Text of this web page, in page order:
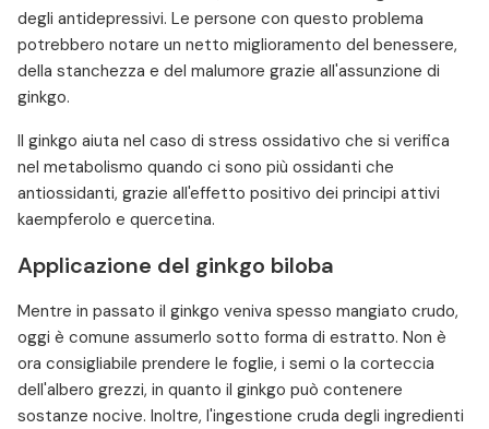
degli antidepressivi. Le persone con questo problema
potrebbero notare un netto miglioramento del benessere,
della stanchezza e del malumore grazie all'assunzione di
ginkgo.
Il ginkgo aiuta nel caso di stress ossidativo che si verifica
nel metabolismo quando ci sono più ossidanti che
antiossidanti, grazie all'effetto positivo dei principi attivi
kaempferolo e quercetina.
Applicazione del ginkgo biloba
Mentre in passato il ginkgo veniva spesso mangiato crudo,
oggi è comune assumerlo sotto forma di estratto. Non è
ora consigliabile prendere le foglie, i semi o la corteccia
dell'albero grezzi, in quanto il ginkgo può contenere
sostanze nocive. Inoltre, l'ingestione cruda degli ingredienti